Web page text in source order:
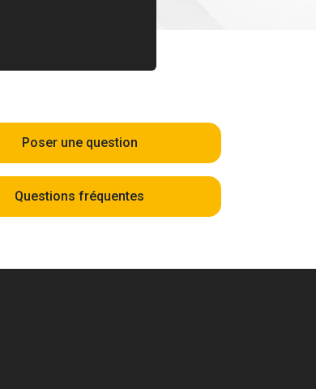
Poser une question
Questions fréquentes